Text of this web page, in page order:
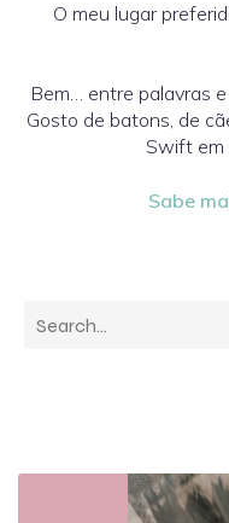
O meu lugar
Bem… entre palavras
Gosto de batons, de
Swift em
Sabe